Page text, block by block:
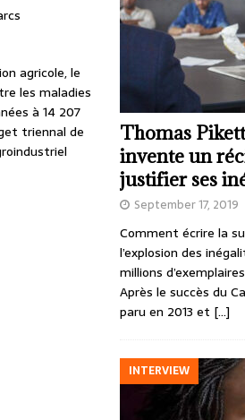
agricole, le
les maladies
à 14 207
triennal de
Thomas
invente un
justifier ses
September 17, 2019
Comment écrire la
l’explosion des
millions
Après le succès du
paru en 2013 et […]
INTERVIEW